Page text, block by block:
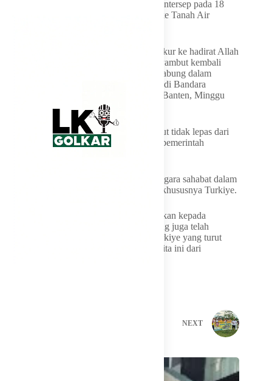
dan negosiasi sejak para aktivis tersebut diintersep pada 18
Mei 2026 hingga akhirnya dapat kembali ke Tanah Air
“Pada sore hari ini, dengan penuh rasa syukur ke hadirat Allah
SWT, Tuhan Yang Maha Kuasa, kita menyambut kembali
kedatangan saudara-saudara kita yang tergabung dalam
Global Sumud Flotilla 2.0,” kata Sugiono, di Bandara
Soekarno-Hatta, Cengkareng, Tangerang, Banten, Minggu
Menurut dia, kepulangan para WNI tersebut tidak lepas dari
berbagai upaya diplomasi yang dilakukan pemerintah
Sugiono juga menyoroti peran sejumlah negara sahabat dalam
membantu proses pemulangan para WNI, khususnya Turkiye.
“Khusus ucapan terima kasih kami sampaikan kepada
pemerintah Turkiye, Jordan, dan Mesir yang juga telah
membantu, terlebih kepada pemerintah Turkiye yang turut
membantu penjemputan saudara-saudara kita ini dari
NEXT